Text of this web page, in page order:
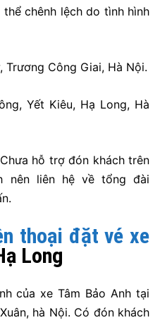
chênh lệch do tình hình
Trương Công Giai, Hà Nội.
Yết Kiêu, Hạ Long, Hà
hỗ trợ đón khách trên
nên liên hệ về tổng đài
thoại đặt vé xe
Long
của xe Tâm Bảo Anh tại
hà Nội. Có đón khách